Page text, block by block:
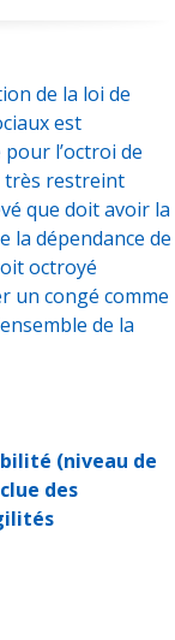
de la loi de
est
l’octroi de
très restreint
que doit avoir la
la dépendance de
octroyé
un congé comme
de la
(niveau de
des